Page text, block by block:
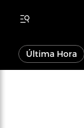
Última Hora